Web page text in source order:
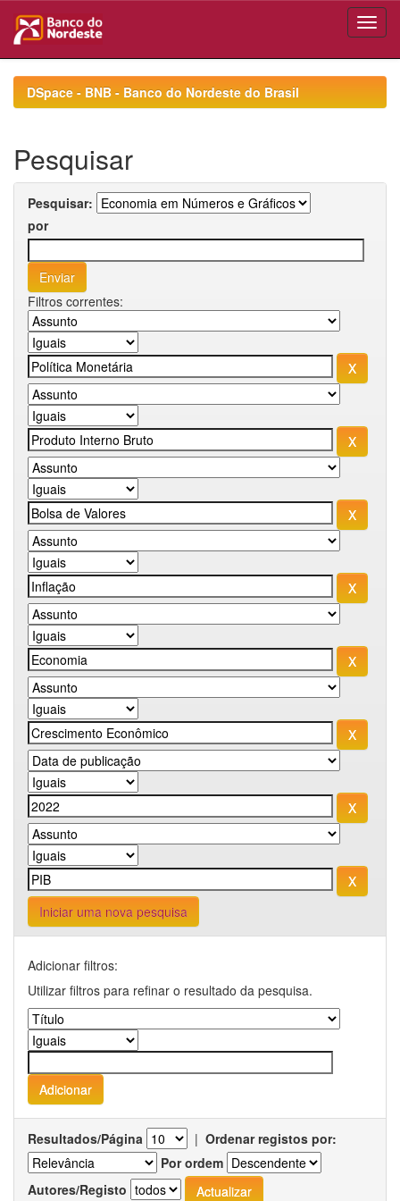
navigationDSpace - BNB - Banco do Nordeste do Brasil
Pesquisar
Pesquisar:
por
Filtros correntes:
Iniciar uma nova pesquisa
Adicionar filtros:
Utilizar filtros para refinar o resultado da pesquisa.
Resultados/Página | Ordenar registos por:
Por ordem
Autores/Registo